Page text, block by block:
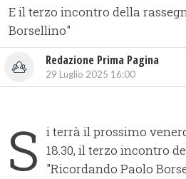
E il terzo incontro della
Borsellino"
Redazione Prima Pagina
29 Luglio 2025 16:00
S i terrà il prossimo
18.30, il terzo incontro
"Ricordando Paolo